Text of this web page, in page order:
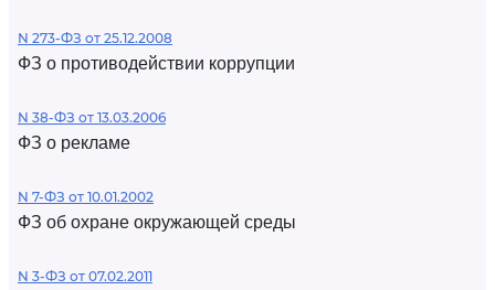
N 273-ФЗ от 25.12.2008
ФЗ о противодействии коррупции
N 38-ФЗ от 13.03.2006
ФЗ о рекламе
N 7-ФЗ от 10.01.2002
ФЗ об охране окружающей среды
N 3-ФЗ от 07.02.2011